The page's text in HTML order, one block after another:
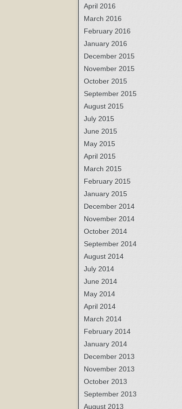
April 2016
March 2016
February 2016
January 2016
December 2015
November 2015
October 2015
September 2015
August 2015
July 2015
June 2015
May 2015
April 2015
March 2015
February 2015
January 2015
December 2014
November 2014
October 2014
September 2014
August 2014
July 2014
June 2014
May 2014
April 2014
March 2014
February 2014
January 2014
December 2013
November 2013
October 2013
September 2013
August 2013